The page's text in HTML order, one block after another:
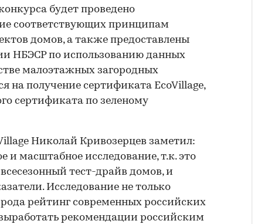
будет проведено
соответствующих принципам
домов, а также предоставлены
НБЭСР по использованию данных
малоэтажных загородных
на получение сертификата EcoVillage,
сертификата по зеленому
Николай Кривозерцев заметил:
и масштабное исследование, т.к. это
тест-драйв домов, и
Исследование не только
рода рейтинг современных российских
рекомендации российским